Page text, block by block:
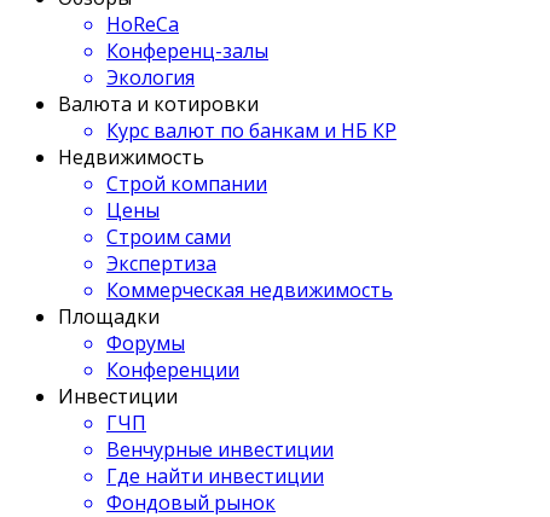
HoReCa
Конференц-залы
Экология
Валюта и котировки
Курс валют по банкам и НБ КР
Недвижимость
Строй компании
Цены
Строим сами
Экспертиза
Коммерческая недвижимость
Площадки
Форумы
Конференции
Инвестиции
ГЧП
Венчурные инвестиции
Где найти инвестиции
Фондовый рынок